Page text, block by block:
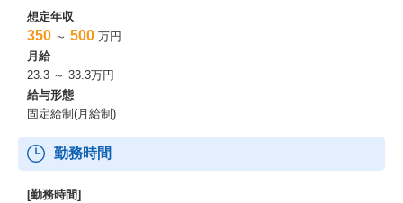
このエキサイティングな成長を加速させるため、私たちのビジョ
ンに共感し、共に未来を切り拓いてくれる新しい仲間を心から歓
イオンネクストの挑戦を支える、圧倒的なアドバンテージ
イオンネクストの挑戦は、イオングループの強固な基盤と世界最
先端のテクノロジーによって支えられています。
これらが、私たちのオンラインマーケット「Green Beans」の未来
を明るく照らす力です。
想定年収
350 ～ 500 万円
月給
23.3 ～ 33.3万円
給与形態
固定給制(月給制)
勤務時間
[勤務時間]